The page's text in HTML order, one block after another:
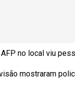
no local viu
mostraram